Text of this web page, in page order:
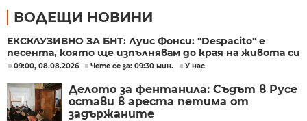
ВОДЕЩИ НОВИНИ
ЕКСКЛУЗИВНО ЗА БНТ: Луис Фонси: "Despacito" е
песента, която ще изпълнявам до края на живота си
09:00, 08.08.2026 Чете се за: 09:30 мин. У нас
Делото за фентанила: Съдът в Русе
остави в ареста петима от
задържаните